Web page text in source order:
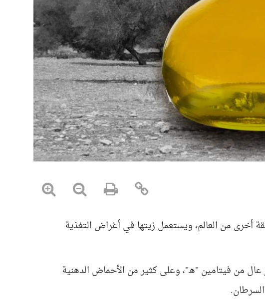
من العالم، ويستعمل زيتها في أغراض التغذية
عال من فيتامين "هـ"، وعلى كثير من الأحماض الدهنية